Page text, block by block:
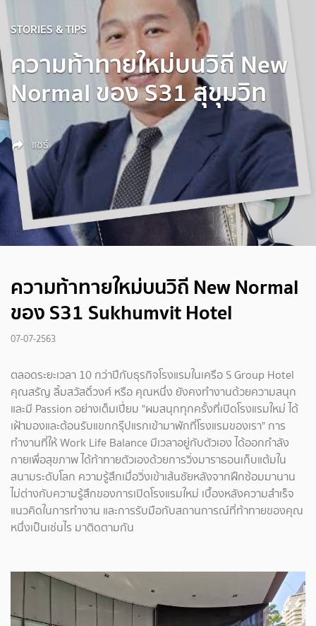
STORIES & TIPS
ความท้าทายใหม่บนวิถี New
Normal ของ S31 สุขุมวิท
แชร์
ความท้าทายใหม่บนวิถี New Normal
ของ S31 Sukhumvit Hotel
07-07-2563
ตลอดระยะเวลา 10 กว่าปีกับธุรกิจโรงแรมในเครือ S Group Hotel
คุณสรัญ ลิ้มสวัสดิ์วงศ์ หรือ คุณหนึ่ง ยังคงทำงานด้วยความสนุก
และมี Passion อย่างเต็มเปี่ยม "ผมสนุกทุกครั้งที่เปิดโรงแรมใหม่ ได้
เฝ้ามองและต้อนรับแขกกรุ๊ปแรกเข้ามาพักที่โรงแรมของเรา" การ
ทำงานที่ให้ Work Life Balance มีเวลาอยู่กับตัวเอง ได้ออกกำลัง
กายเพื่อสุขภาพ ได้ท้าทายตัวเองด้วยการวิ่งมาราธอนเก็บแต้มใน
สนามระดับโลก ความรู้สึกเมื่อวิ่งเข้าเส้นชัยหลังจากฝึกซ้อมมานาน
ไม่ต่างกับความรู้สึกของการเปิดโรงแรมใหม่ เบื้องหลังความสำเร็จ
แนวคิดในการทำงาน และการรับมือกับสถานการณ์ที่ท้าทายของคุณ
หนึ่งเป็นเช่นไร มาติดตามกัน